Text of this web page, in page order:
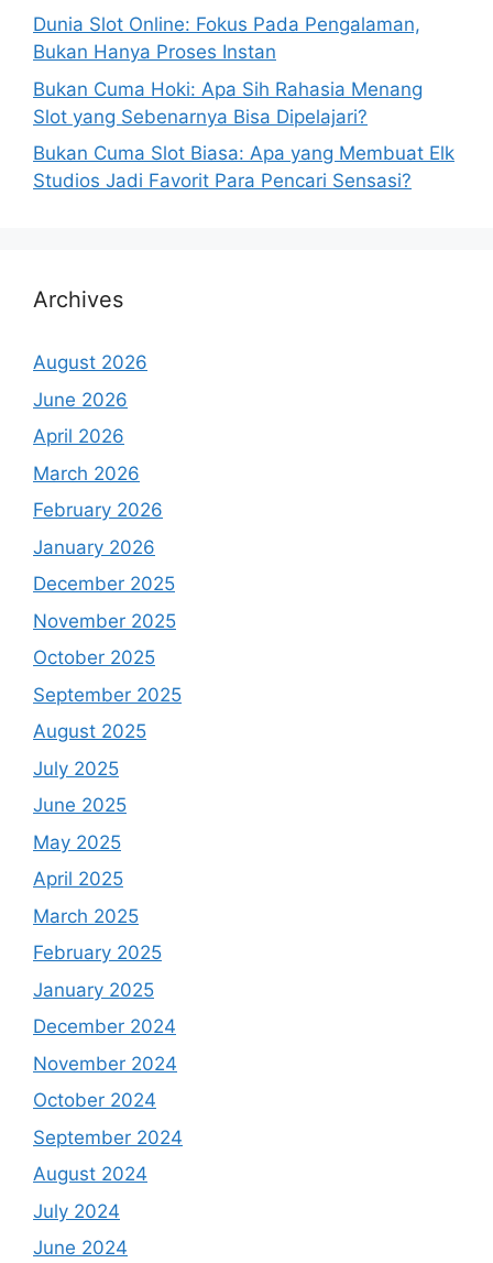
Dunia Slot Online: Fokus Pada Pengalaman,
Bukan Hanya Proses Instan
Bukan Cuma Hoki: Apa Sih Rahasia Menang
Slot yang Sebenarnya Bisa Dipelajari?
Bukan Cuma Slot Biasa: Apa yang Membuat Elk
Studios Jadi Favorit Para Pencari Sensasi?
Archives
August 2026
June 2026
April 2026
March 2026
February 2026
January 2026
December 2025
November 2025
October 2025
September 2025
August 2025
July 2025
June 2025
May 2025
April 2025
March 2025
February 2025
January 2025
December 2024
November 2024
October 2024
September 2024
August 2024
July 2024
June 2024